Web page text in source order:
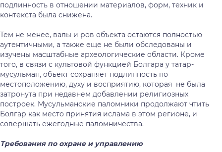
подлинность в отношении материалов, форм, техник и
контекста была снижена.
Тем не менее, валы и ров объекта остаются полностью
аутентичными, а также еще не были обследованы и
изучены масштабные археологические области. Кроме
того, в связи с культовой функцией Болгара у татар-
мусульман, объект сохраняет подлинность по
местоположению, духу и восприятию, которая не была
затронута при недавнем добавлении религиозных
построек. Мусульманские паломники продолжают чтить
Болгар как место принятия ислама в этом регионе, и
совершать ежегодные паломничества.
Требования по охране и управлению